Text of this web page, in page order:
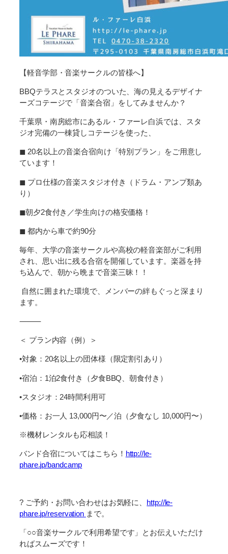
【軽音学部・音楽サークルの皆様へ】
BBQテラスとスタジオのついた、海の見えるデザイナ
ーズコテージで「音楽合宿」をしてみませんか？
千葉県・南房総市にあるル・ファーレ白浜では、スタ
ジオ完備の一棟貸しコテージを使った、
◼︎ 20名以上の音楽合宿向け「特別プラン」をご用意し
ています！
◼︎ プロ仕様の音楽スタジオ付き（ドラム・アンプ類あ
り）
◼︎朝夕2食付き／学生向けの格安価格！
◼︎ 都内から車で約90分
毎年、大学の音楽サークルや高校の軽音楽部がご利用
され、思い出に残る合宿を開催しています。楽器を持
ち込んで、朝から晩まで音楽三昧！！
自然に囲まれた環境で、メンバーの絆もぐっと深まり
ます。
⸻
＜ プラン内容（例）＞
•対象：20名以上の団体様（限定割引あり）
•宿泊：1泊2食付き（夕食BBQ、朝食付き）
•スタジオ：24時間利用可
•価格：お一人 13,000円〜／泊（夕食なし 10,000円〜）
※機材レンタルも応相談！
バンド合宿についてはこちら！ http://le-
phare.jp/bandcamp
? ご予約・お問い合わせはお気軽に、 http://le-
phare.jp/reservation まで。
「○○音楽サークルで利用希望です」とお伝えいただけ
ればスムーズです！